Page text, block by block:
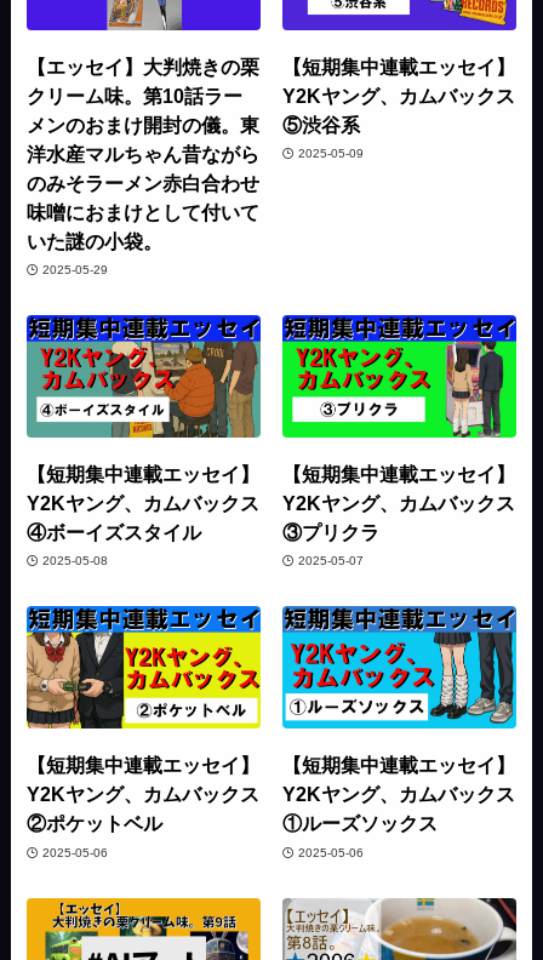
【エッセイ】大判焼きの栗
クリーム味。第10話ラー
メンのおまけ開封の儀。東
洋水産マルちゃん昔ながら
のみそラーメン赤白合わせ
味噌におまけとして付いて
いた謎の小袋。
2025-05-29
【短期集中連載エッセイ】
Y2Kヤング、カムバックス
⑤渋谷系
2025-05-09
【短期集中連載エッセイ】
Y2Kヤング、カムバックス
④ボーイズスタイル
2025-05-08
【短期集中連載エッセイ】
Y2Kヤング、カムバックス
③プリクラ
2025-05-07
【短期集中連載エッセイ】
Y2Kヤング、カムバックス
②ポケットベル
2025-05-06
【短期集中連載エッセイ】
Y2Kヤング、カムバックス
①ルーズソックス
2025-05-06